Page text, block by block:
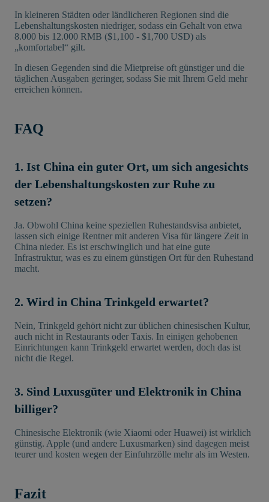
In kleineren Städten oder ländlicheren Regionen sind die
Lebenshaltungskosten niedriger, sodass ein Gehalt von etwa
8.000 bis 12.000 RMB ($1,100 - $1,700 USD) als
„komfortabel“ gilt.
In diesen Gegenden sind die Mietpreise oft günstiger und die
täglichen Ausgaben geringer, sodass Sie mit Ihrem Geld mehr
erreichen können.
FAQ
1. Ist China ein guter Ort, um sich angesichts
der Lebenshaltungskosten zur Ruhe zu
setzen?
Ja. Obwohl China keine speziellen Ruhestandsvisa anbietet,
lassen sich einige Rentner mit anderen Visa für längere Zeit in
China nieder. Es ist erschwinglich und hat eine gute
Infrastruktur, was es zu einem günstigen Ort für den Ruhestand
macht.
2. Wird in China Trinkgeld erwartet?
Nein, Trinkgeld gehört nicht zur üblichen chinesischen Kultur,
auch nicht in Restaurants oder Taxis. In einigen gehobenen
Einrichtungen kann Trinkgeld erwartet werden, doch das ist
nicht die Regel.
3. Sind Luxusgüter und Elektronik in China
billiger?
Chinesische Elektronik (wie Xiaomi oder Huawei) ist wirklich
günstig. Apple (und andere Luxusmarken) sind dagegen meist
teurer und kosten wegen der Einfuhrzölle mehr als im Westen.
Fazit